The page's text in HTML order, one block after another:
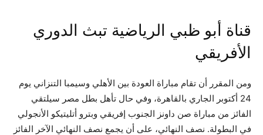
قناة أبو ظبي الرياضية تبث الدوري
الأفريقي
ومن المقرر أن تقام مباراة العودة بين الأهلي وسيمبا التنزاني يوم
24 أكتوبر الجاري بالقاهرة، وفي حال تأهل بطل مصر سيلتقي
الفائز من مباراة صن داونز الجنوب إفريقي وبترو أتليتيكو الأنجولي
في البطولة. نصف النهائي، على أن يجمع نصف النهائي الآخر الفائز